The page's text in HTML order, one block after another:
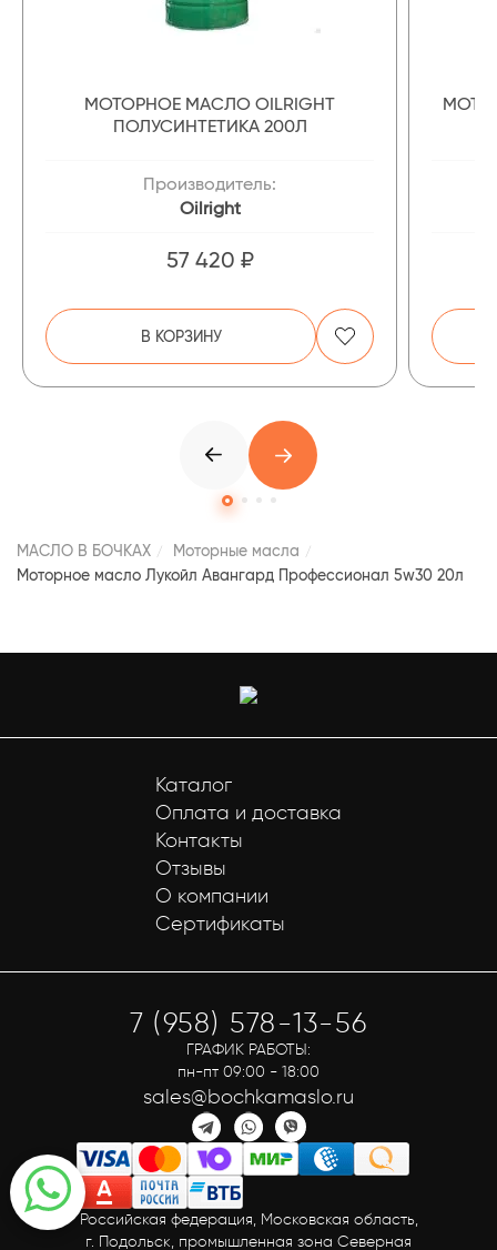
МОТОРНОЕ МАСЛО OILRIGHT
ПОЛУСИНТЕТИКА 200Л
Производитель:
Oilright
57 420 ₽
В КОРЗИНУ
МАСЛО В БОЧКАХ
Моторные масла
Моторное масло Лукойл Авангард Профессионал 5w30 20л
Каталог
Оплата и доставка
Контакты
Отзывы
О компании
Сертификаты
Российская федерация, Московская область,
г. Подольск, промышленная зона Северная
7 (958) 578-13-56
ГРАФИК РАБОТЫ:
пн-пт 09:00 - 18:00
sales@bochkamaslo.ru